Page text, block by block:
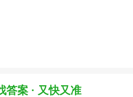
答案 · 又快又准